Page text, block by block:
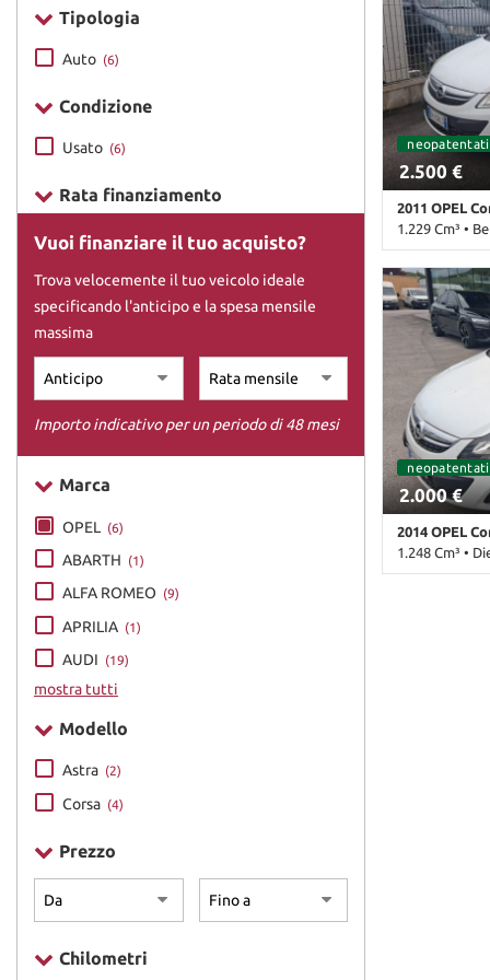
DICONO DI NOI
CONTATTI
Tipologia
Auto (6)
Condizione
Usato (6)
Rata finanziamento
Vuoi finanziare il tuo acquisto?
Trova velocemente il tuo veicolo ideale
specificando l'anticipo e la spesa mensile
massima
Importo indicativo per un periodo di 48 mesi
Marca
OPEL (6)
ABARTH (1)
ALFA ROMEO (9)
APRILIA (1)
AUDI (19)
mostra tutti
Modello
Astra (2)
Corsa (4)
Prezzo
Chilometri
neopatentati
2.500 €
2011 OPEL
1.229 Cm³ •
200.000 Km •
pastello • 5
• Airbag
Controllo
elettronico •
elettrici
neopatentati
2.000 €
2014 OPEL
1.248 Cm³ •